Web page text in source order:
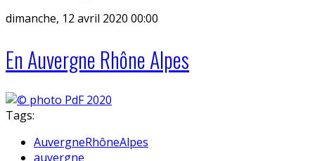
dimanche, 12 avril 2020 00:00
En Auvergne Rhône Alpes
Tags:
AuvergneRhôneAlpes
auvergne